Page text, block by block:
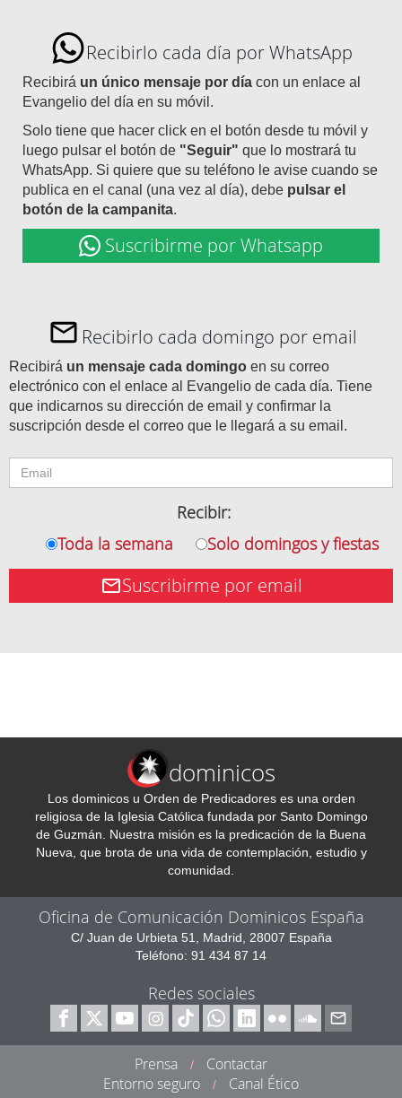
Recibirlo cada día por WhatsApp
Recibirá un único mensaje por día con un enlace al
Evangelio del día en su móvil.
Solo tiene que hacer click en el botón desde tu móvil y
luego pulsar el botón de "Seguir" que lo mostrará tu
WhatsApp. Si quiere que su teléfono le avise cuando se
publica en el canal (una vez al día), debe pulsar el
botón de la campanita.
Suscribirme por Whatsapp
Recibirlo cada domingo por email
Recibirá un mensaje cada domingo en su correo
electrónico con el enlace al Evangelio de cada día. Tiene
que indicarnos su dirección de email y confirmar la
suscripción desde el correo que le llegará a su email.
Recibir:
Toda la semana
Solo domingos y fiestas
Suscribirme por email
dominicos
Los dominicos u Orden de Predicadores es una orden
religiosa de la Iglesia Católica fundada por Santo Domingo
de Guzmán. Nuestra misión es la predicación de la Buena
Nueva, que brota de una vida de contemplación, estudio y
comunidad.
Oficina de Comunicación Dominicos España
C/ Juan de Urbieta 51, Madrid, 28007 España
Teléfono: 91 434 87 14
Redes sociales
Prensa /
Contactar
Entorno seguro
/
Canal Ético